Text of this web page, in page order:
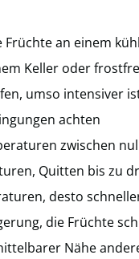
an einem
Keller oder
umso intensiver
achten
zwischen
Quitten bis zu
desto
die Früchte
Nähe